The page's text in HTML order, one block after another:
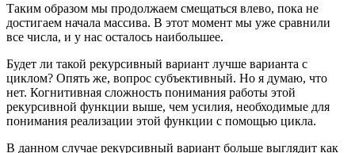
Таким образом мы продолжаем смещаться влево, пока не
достигаем начала массива. В этот момент мы уже сравнили
все числа, и у нас осталось наибольшее.
Будет ли такой рекурсивный вариант лучше варианта с
циклом? Опять же, вопрос субъективный. Но я думаю, что
нет. Когнитивная сложность понимания работы этой
рекурсивной функции выше, чем усилия, необходимые для
понимания реализации этой функции с помощью цикла.
В данном случае рекурсивный вариант больше выглядит как